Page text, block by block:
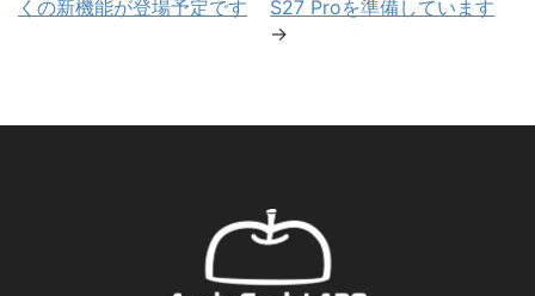
くの新機能が登場予定です
S27 Proを準備しています
→